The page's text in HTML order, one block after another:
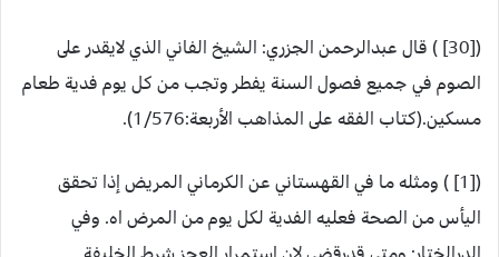
([30] ) قال عبدالرحمن الجزري: الشيخ الفاني الذي لايقدر على
الصوم في جميع فصول السنة يفطر وتجب من كل يوم فدية طعام
مسكين.(كتاب الفقه على المذاهب الأربعة:1/576).
([1] ) ومثله ما في القهستاني عن الكرماني المريض إذا تحقق
اليأس من الصحة فعليه الفدية لكل يوم من المرض اه. وفي